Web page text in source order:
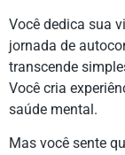
Você dedica sua
jornada de
transcende
Você cria
saúde mental.
Mas você sente